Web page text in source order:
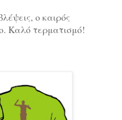
ο καιρός
Καλό τερματισμό!